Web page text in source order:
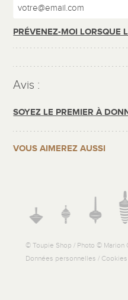
PRÉVENEZ-MOI LORSQUE
Avis :
SOYEZ LE PREMIER À
VOUS AIMEREZ AUSSI
© Toupie Shop / Photo © Marion
Données personnelles / Cookies